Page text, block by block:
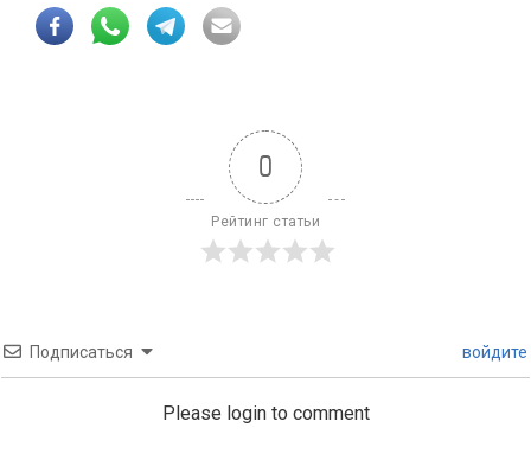
0
Рейтинг статьи
Подписаться войдите
Please login to comment